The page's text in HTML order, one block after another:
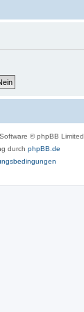
© phpBB Limited
durch phpBB.de